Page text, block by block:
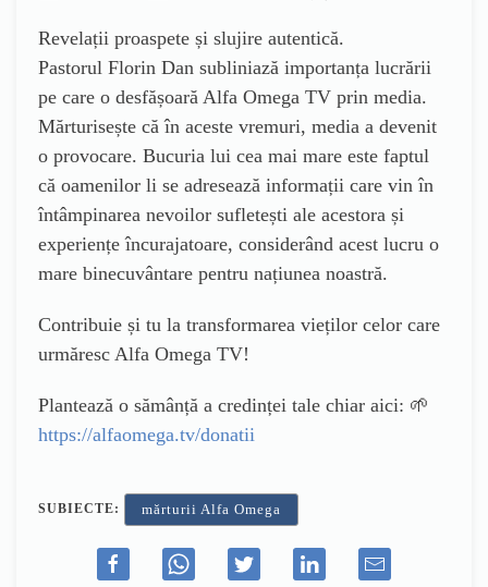
Revelații proaspete și slujire autentică.
Pastorul Florin Dan subliniază importanța lucrării
pe care o desfășoară Alfa Omega TV prin media.
Mărturisește că în aceste vremuri, media a devenit
o provocare. Bucuria lui cea mai mare este faptul
că oamenilor li se adresează informații care vin în
întâmpinarea nevoilor sufletești ale acestora și
experiențe încurajatoare, considerând acest lucru o
mare binecuvântare pentru națiunea noastră.
Contribuie și tu la transformarea vieților celor care
urmăresc Alfa Omega TV!
Plantează o sămânță a credinței tale chiar aici: 🌱
https://alfaomega.tv/donatii
SUBIECTE: mărturii Alfa Omega